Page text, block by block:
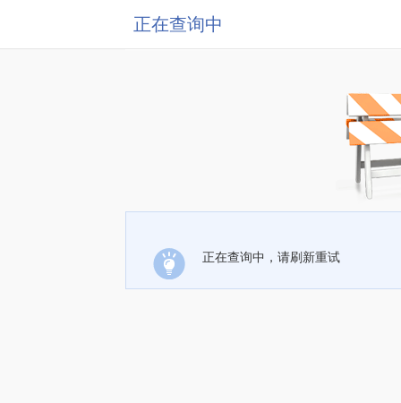
正在查询中
正在查询中，请刷新重试